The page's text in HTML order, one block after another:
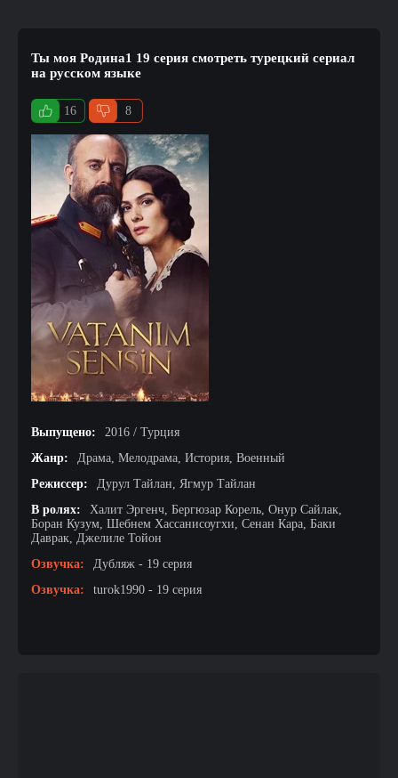
Ты моя Родина1 19 серия смотреть турецкий сериал
на русском языке
16 8
Выпущено:
2016 / Турция
Жанр:
Драма, Мелодрама, История, Военный
Режиссер:
Дурул Тайлан, Ягмур Тайлан
В ролях:
Халит Эргенч, Бергюзар Корель, Онур Сайлак,
Боран Кузум, Шебнем Хассанисоугхи, Сенан Кара, Баки
Даврак, Джелиле Тойон
Озвучка:
Дубляж - 19 серия
Озвучка:
turok1990 - 19 серия